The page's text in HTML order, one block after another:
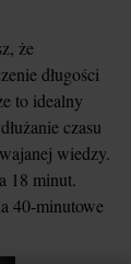
że
długości
to idealny
czasu
wiedzy.
18 minut.
40-minutowe